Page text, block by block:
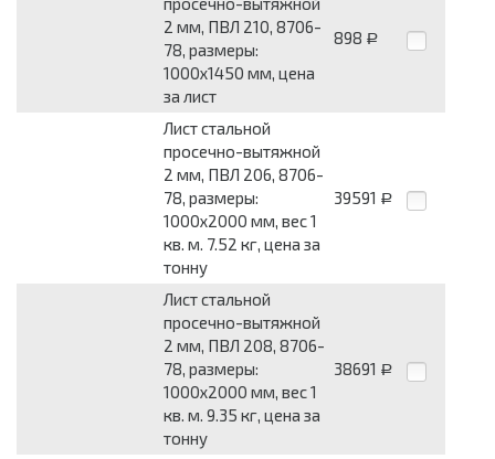
2 мм, ПВЛ 210, 8706-
78, размеры:
1000x1450 мм, цена
за лист
898 Р
Лист стальной
просечно-вытяжной
2 мм, ПВЛ 206, 8706-
78, размеры:
1000x2000 мм, вес 1
кв. м. 7.52 кг, цена за
тонну
39591 Р
Лист стальной
просечно-вытяжной
2 мм, ПВЛ 208, 8706-
78, размеры:
1000x2000 мм, вес 1
кв. м. 9.35 кг, цена за
тонну
38691 Р